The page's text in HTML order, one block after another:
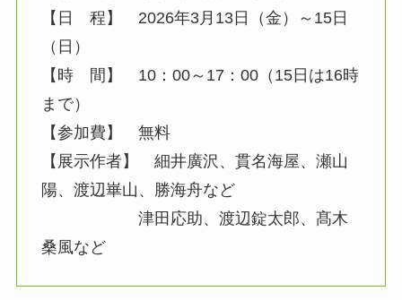
【日 程】 2026年3月13日（金）～15日
（日）
【時 間】 10：00～17：00（15日は16時
まで）
【参加費】 無料
【展示作者】 細井廣沢、貫名海屋、瀬山
陽、渡辺崋山、勝海舟など
津田応助、渡辺錠太郎、髙木
桑風など